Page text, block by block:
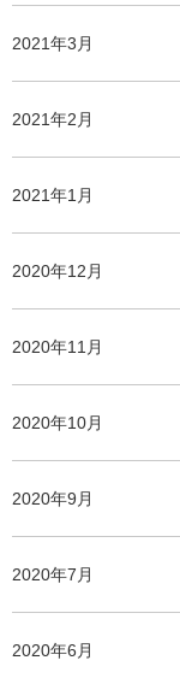
2021年3月
2021年2月
2021年1月
2020年12月
2020年11月
2020年10月
2020年9月
2020年7月
2020年6月